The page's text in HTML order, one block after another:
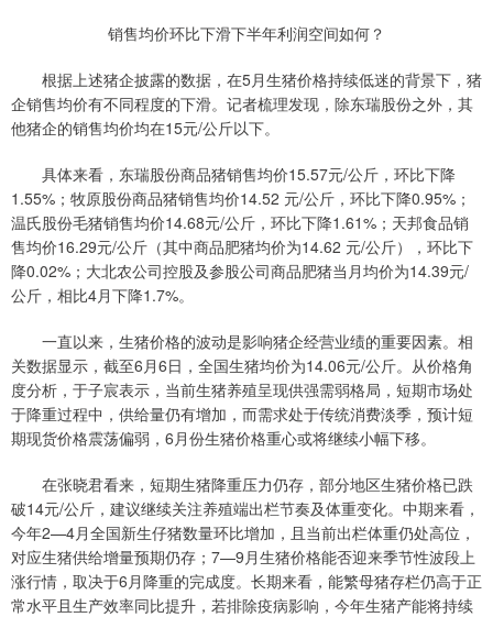
销售均价环比下滑下半年利润空间如何？
根据上述猪企披露的数据，在5月生猪价格持续低迷的背景下，猪
企销售均价有不同程度的下滑。记者梳理发现，除东瑞股份之外，其
他猪企的销售均价均在15元/公斤以下。
具体来看，东瑞股份商品猪销售均价15.57元/公斤，环比下降
1.55%；牧原股份商品猪销售均价14.52 元/公斤，环比下降0.95%；
温氏股份毛猪销售均价14.68元/公斤，环比下降1.61%；天邦食品销
售均价16.29元/公斤（其中商品肥猪均价为14.62 元/公斤），环比下
降0.02%；大北农公司控股及参股公司商品肥猪当月均价为14.39元/
公斤，相比4月下降1.7%。
一直以来，生猪价格的波动是影响猪企经营业绩的重要因素。相
关数据显示，截至6月6日，全国生猪均价为14.06元/公斤。从价格角
度分析，于子宸表示，当前生猪养殖呈现供强需弱格局，短期市场处
于降重过程中，供给量仍有增加，而需求处于传统消费淡季，预计短
期现货价格震荡偏弱，6月份生猪价格重心或将继续小幅下移。
在张晓君看来，短期生猪降重压力仍存，部分地区生猪价格已跌
破14元/公斤，建议继续关注养殖端出栏节奏及体重变化。中期来看，
今年2—4月全国新生仔猪数量环比增加，且当前出栏体重仍处高位，
对应生猪供给增量预期仍存；7—9月生猪价格能否迎来季节性波段上
涨行情，取决于6月降重的完成度。长期来看，能繁母猪存栏仍高于正
常水平且生产效率同比提升，若排除疫病影响，今年生猪产能将持续